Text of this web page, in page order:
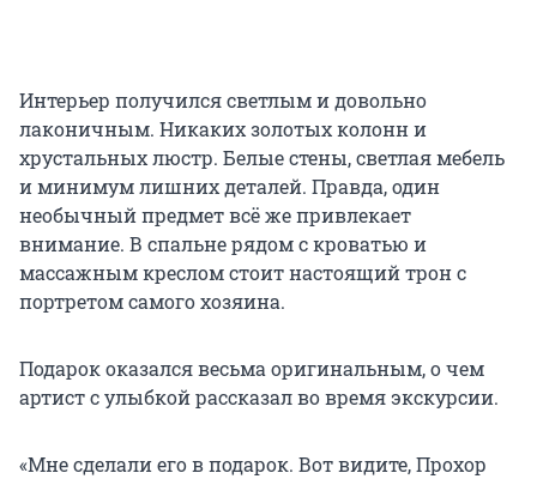
Интерьер получился светлым и довольно
лаконичным. Никаких золотых колонн и
хрустальных люстр. Белые стены, светлая мебель
и минимум лишних деталей. Правда, один
необычный предмет всё же привлекает
внимание. В спальне рядом с кроватью и
массажным креслом стоит настоящий трон с
портретом самого хозяина.
Подарок оказался весьма оригинальным, о чем
артист с улыбкой рассказал во время экскурсии.
«Мне сделали его в подарок. Вот видите, Прохор